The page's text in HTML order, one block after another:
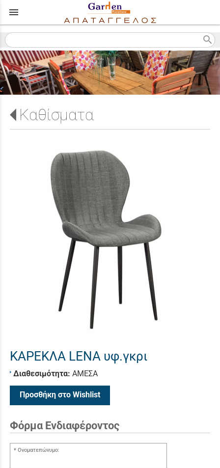
menu
search
Καθίσματα
ΚΑΡΕΚΛΑ LENA υφ.γκρι
Διαθεσιμότητα: ΑΜΕΣΑ
Προσθήκη στο Wishlist
Φόρμα Ενδιαφέροντος
Ονοματεπώνυμο: